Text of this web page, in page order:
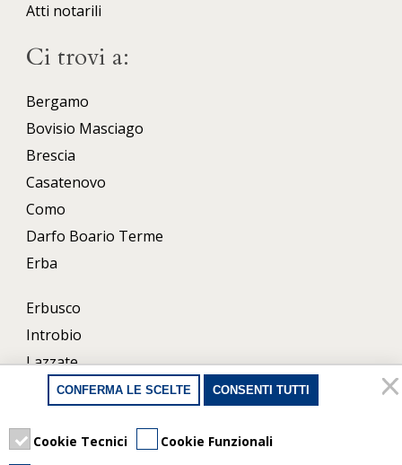
Atti notarili
Ci trovi a:
Bergamo
Bovisio Masciago
Brescia
Casatenovo
Como
Darfo Boario Terme
Erba
Erbusco
Introbio
Lazzate
Lecco
Porlezza
CONFERMA LE SCELTE CONSENTI TUTTI
Cookie Tecnici Cookie Funzionali